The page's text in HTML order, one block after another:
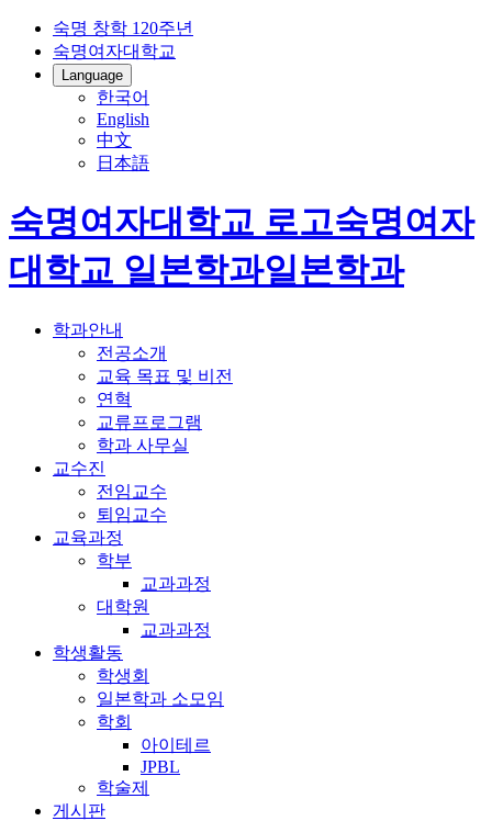
숙명 창학 120주년
숙명여자대학교
Language
한국어
English
中文
日本語
숙명여자대학교 로고숙명여자
대학교 일본학과일본학과
학과안내
전공소개
교육 목표 및 비전
연혁
교류프로그램
학과 사무실
교수진
전임교수
퇴임교수
교육과정
학부
교과과정
대학원
교과과정
학생활동
학생회
일본학과 소모임
학회
아이테르
JPBL
학술제
게시판